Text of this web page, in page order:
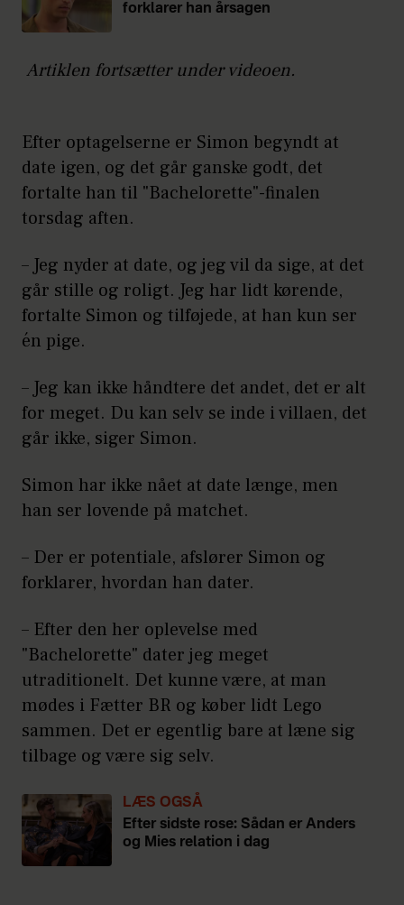
forklarer han årsagen
Artiklen fortsætter under videoen.
Efter optagelserne er Simon begyndt at
date igen, og det går ganske godt, det
fortalte han til "Bachelorette"-finalen
torsdag aften.
– Jeg nyder at date, og jeg vil da sige, at det
går stille og roligt. Jeg har lidt kørende,
fortalte Simon og tilføjede, at han kun ser
én pige.
– Jeg kan ikke håndtere det andet, det er alt
for meget. Du kan selv se inde i villaen, det
går ikke, siger Simon.
Simon har ikke nået at date længe, men
han ser lovende på matchet.
– Der er potentiale, afslører Simon og
forklarer, hvordan han dater.
– Efter den her oplevelse med
"Bachelorette" dater jeg meget
utraditionelt. Det kunne være, at man
mødes i Fætter BR og køber lidt Lego
sammen. Det er egentlig bare at læne sig
tilbage og være sig selv.
LÆS OGSÅ
Efter sidste rose: Sådan er Anders
og Mies relation i dag